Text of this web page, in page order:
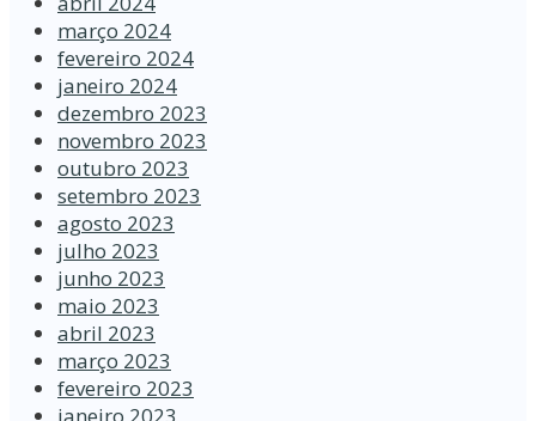
março 2024
fevereiro 2024
janeiro 2024
dezembro 2023
novembro 2023
outubro 2023
setembro 2023
agosto 2023
julho 2023
junho 2023
maio 2023
abril 2023
março 2023
fevereiro 2023